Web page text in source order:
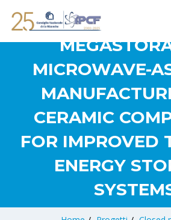
MICROWAVE-
CERAMIC
FOR IMPROVED
ENERGY